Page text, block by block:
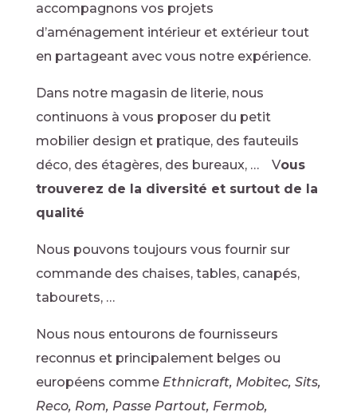
accompagnons vos projets
d’aménagement intérieur et extérieur tout
en partageant avec vous notre expérience.
Dans notre magasin de literie, nous
continuons à vous proposer du petit
mobilier design et pratique, des fauteuils
déco, des étagères, des bureaux, … Vous
trouverez de la diversité et surtout de la
qualité
Nous pouvons toujours vous fournir sur
commande des chaises, tables, canapés,
tabourets, …
Nous nous entourons de fournisseurs
reconnus et principalement belges ou
européens comme Ethnicraft, Mobitec, Sits,
Reco, Rom, Passe Partout, Fermob,